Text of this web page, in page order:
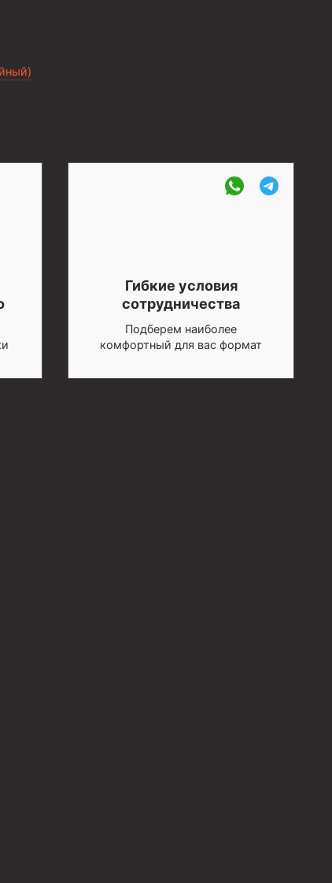
Гибкие условия
сотрудничества
Подберем наиболее
комфортный для вас формат